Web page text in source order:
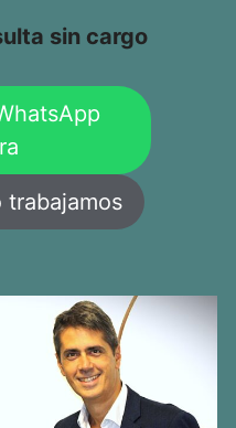
sin cargo
trabajamos